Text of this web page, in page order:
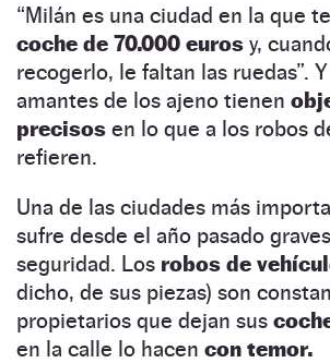
“Milán es una ciudad en la que
coche de 70.000 euros y,
recogerlo, le faltan las ruedas”.
amantes de los ajeno tienen
precisos en lo que a los robos
refieren.
Una de las ciudades más
sufre desde el año pasado
seguridad. Los robos de
dicho, de sus piezas) son
propietarios que dejan sus
en la calle lo hacen con temor.